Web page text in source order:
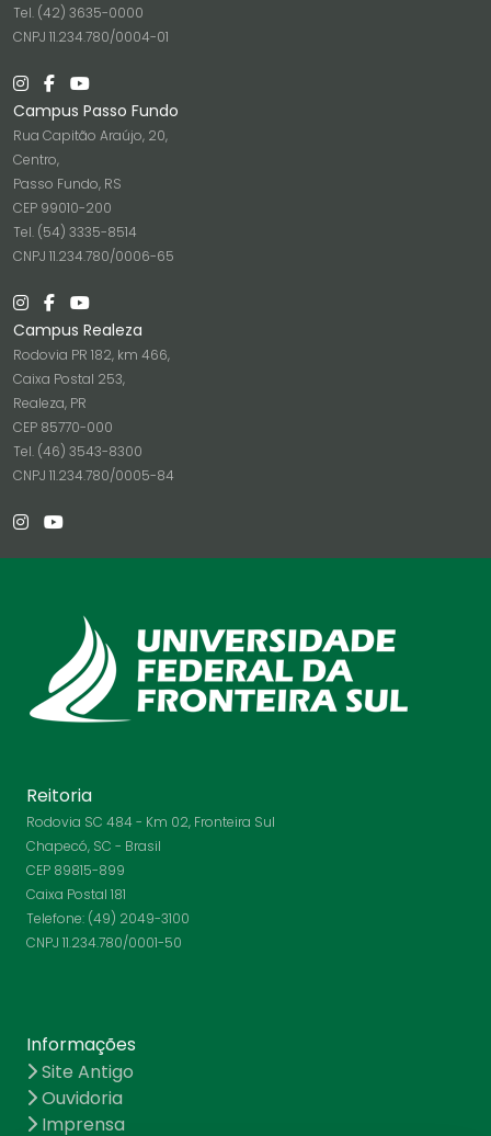
Tel. (42) 3635-0000
CNPJ 11.234.780/0004-01
Campus Passo Fundo
Rua Capitão Araújo, 20,
Centro,
Passo Fundo, RS
CEP 99010-200
Tel. (54) 3335-8514
CNPJ 11.234.780/0006-65
Campus Realeza
Rodovia PR 182, km 466,
Caixa Postal 253,
Realeza, PR
CEP 85770-000
Tel. (46) 3543-8300
CNPJ 11.234.780/0005-84
Reitoria
Rodovia SC 484 - Km 02, Fronteira Sul
Chapecó, SC - Brasil
CEP 89815-899
Caixa Postal 181
Telefone: (49) 2049-3100
CNPJ 11.234.780/0001-50
Informações
Site Antigo
Ouvidoria
Imprensa